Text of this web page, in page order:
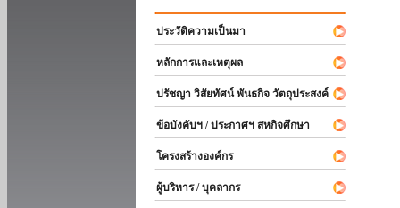
ประวัติความเป็นมา
หลักการและเหตุผล
ปรัชญา วิสัยทัศน์ พันธกิจ วัตถุประสงค์
ข้อบังคับฯ / ประกาศฯ สหกิจศึกษา
โครงสร้างองค์กร
ผู้บริหาร / บุคลากร